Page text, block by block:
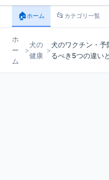
🏠ホーム 📂 カテゴリ一覧
ホ
ー
ム
>
犬の
健康
>
犬のワクチン・予
るべき5つの違い